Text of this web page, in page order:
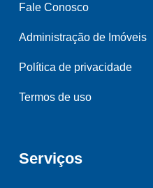
Fale Conosco
Administração de Imóveis
Política de privacidade
Termos de uso
Serviços